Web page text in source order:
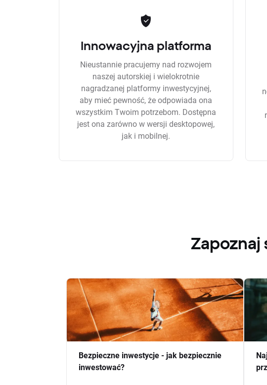
Innowacyjna platforma
Nieustannie pracujemy nad rozwojem
naszej autorskiej i wielokrotnie
nagradzanej platformy inwestycyjnej,
aby mieć pewność, że odpowiada ona
wszystkim Twoim potrzebom. Dostępna
jest ona zarówno w wersji desktopowej,
jak i mobilnej.
Zapoznaj
Bezpieczne inwestycje - jak bezpiecznie
inwestować?